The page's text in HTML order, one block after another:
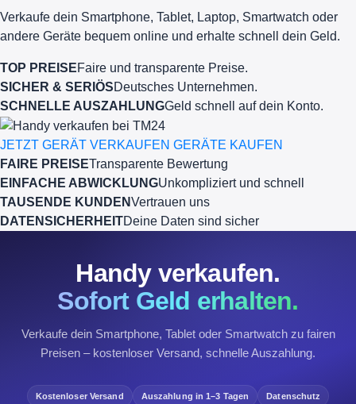
Verkaufe dein Smartphone, Tablet, Laptop, Smartwatch oder
andere Geräte bequem online und erhalte schnell dein Geld.
TOP PREISEFaire und transparente Preise.
SICHER & SERIÖSDeutsches Unternehmen.
SCHNELLE AUSZAHLUNGGeld schnell auf dein Konto.
JETZT GERÄT VERKAUFEN GERÄTE KAUFEN
FAIRE PREISETransparente Bewertung
EINFACHE ABWICKLUNGUnkompliziert und schnell
TAUSENDE KUNDENVertrauen uns
DATENSICHERHEITDeine Daten sind sicher
Handy verkaufen.
Sofort Geld erhalten.
Verkaufe dein Smartphone, Tablet oder Smartwatch zu fairen
Preisen – kostenloser Versand, schnelle Auszahlung.
Kostenloser Versand Auszahlung in 1–3 Tagen Datenschutz